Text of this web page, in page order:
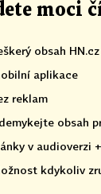
moci
obsah HN.cz
aplikace
reklam
obsah
v audioverzi
kdykoliv